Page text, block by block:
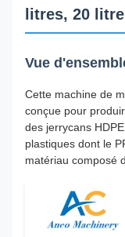
litres, 20
Vue
Cette machine de
conçue pour
des jerrycans
plastiques dont le
matériau composé